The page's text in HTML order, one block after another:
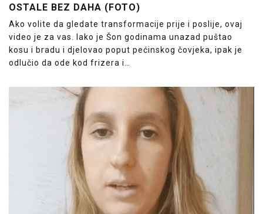
OSTALE BEZ DAHA (FOTO)
Ako volite da gledate transformacije prije i poslije, ovaj
video je za vas. Iako je Šon godinama unazad puštao
kosu i bradu i djelovao poput pećinskog čovjeka, ipak je
odlučio da ode kod frizera i…